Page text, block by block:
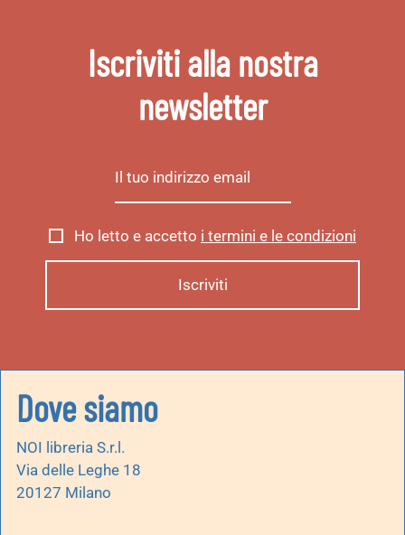
Iscriviti alla nostra
newsletter
Ho letto e accetto i termini e le condizioni
Dove siamo
NOI libreria S.r.l.
Via delle Leghe 18
20127 Milano